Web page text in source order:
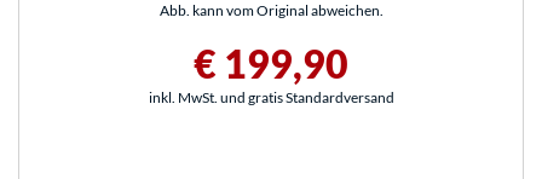
Abb. kann vom Original abweichen.
€ 199,90
inkl. MwSt. und gratis Standardversand